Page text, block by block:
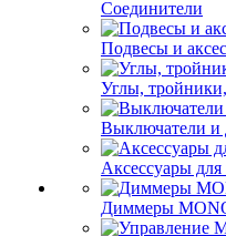
Соединители
Подвесы и
Углы,
Выключатели и
Аксессуары
Диммеры